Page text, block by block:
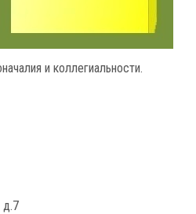
и коллегиальности.
д.7